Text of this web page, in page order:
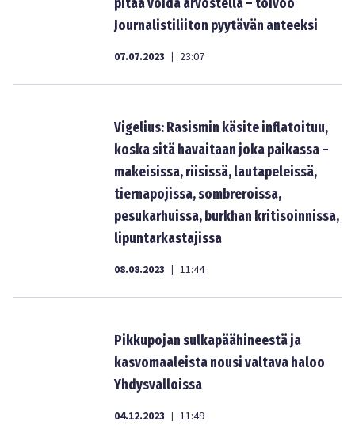
Journalistiliiton pyytävän anteeksi
07.07.2023 | 23:07
Vigelius: Rasismin käsite inflatoituu,
koska sitä havaitaan joka paikassa –
makeisissa, riisissä, lautapeleissä,
tiernapojissa, sombreroissa,
pesukarhuissa, burkhan kritisoinnissa,
lipuntarkastajissa
08.08.2023 | 11:44
Pikkupojan sulkapäähineestä ja
kasvomaaleista nousi valtava haloo
Yhdysvalloissa
04.12.2023 | 11:49